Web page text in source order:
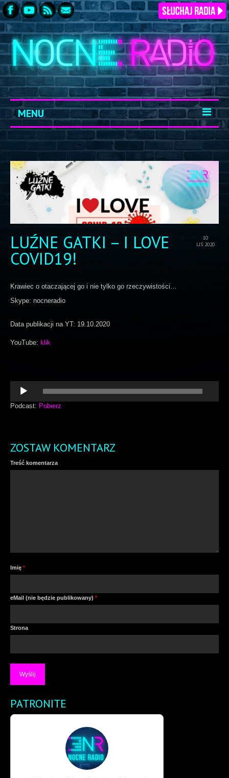
MENU
START
ARCHIWUM
KONTAKT
LOGOWANIE
10
LIS 2020
LUŹNE GATKI – I LOVE
COVID19!
Krawiec o otaczającej go i nie tylko go rzeczywistości…
Skype: nocneradio
Data publikacji na YT: 19.10.2020
YouTube: klik
Odtwarzacz
plików
dźwiękowych
Podcast: Pobierz
ZOSTAW KOMENTARZ
Treść komentarza
Imię *
eMail (nie będzie publikowany) *
Strona
PATRONITE